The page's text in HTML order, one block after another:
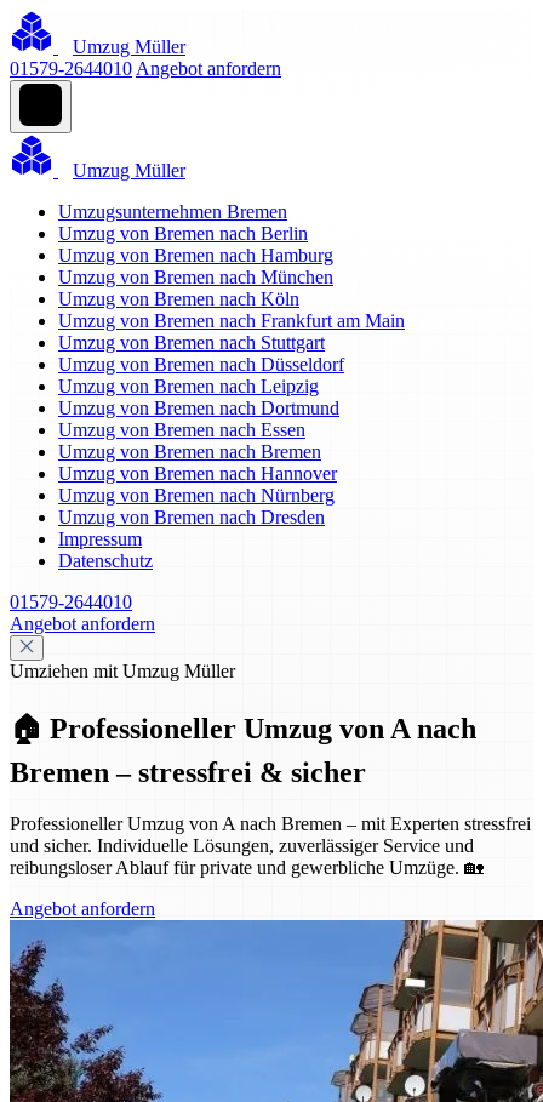
Umzug Müller
01579-2644010 Angebot anfordern
Umzug Müller
Umzugsunternehmen Bremen
Umzug von Bremen nach Berlin
Umzug von Bremen nach Hamburg
Umzug von Bremen nach München
Umzug von Bremen nach Köln
Umzug von Bremen nach Frankfurt am Main
Umzug von Bremen nach Stuttgart
Umzug von Bremen nach Düsseldorf
Umzug von Bremen nach Leipzig
Umzug von Bremen nach Dortmund
Umzug von Bremen nach Essen
Umzug von Bremen nach Bremen
Umzug von Bremen nach Hannover
Umzug von Bremen nach Nürnberg
Umzug von Bremen nach Dresden
Impressum
Datenschutz
01579-2644010
Angebot anfordern
Umziehen mit Umzug Müller
🏠 Professioneller Umzug von A nach
Bremen – stressfrei & sicher
Professioneller Umzug von A nach Bremen – mit Experten stressfrei
und sicher. Individuelle Lösungen, zuverlässiger Service und
reibungsloser Ablauf für private und gewerbliche Umzüge. 🏡
Angebot anfordern